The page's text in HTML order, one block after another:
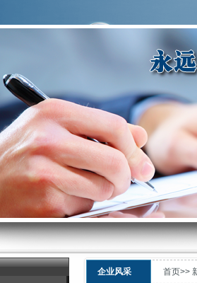
企业风采 首页>>